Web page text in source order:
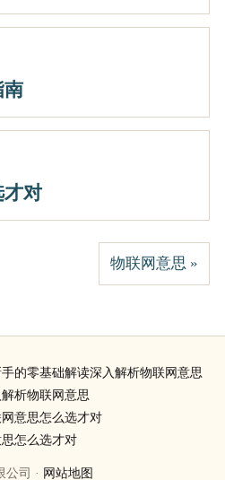
南
才对
物联网意思 »
的零基础解读深入解析物联网意思
析物联网意思
意思怎么选才对
怎么选才对
公司 · 网站地图